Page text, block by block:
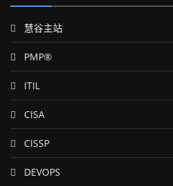
慧谷主站
PMP®
ITIL
CISA
CISSP
DEVOPS